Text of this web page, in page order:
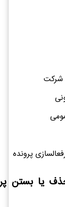
شرکت
پرونده
یا بستن